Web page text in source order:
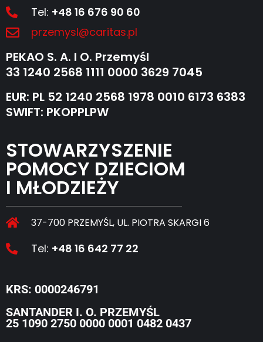
Tel: +48 16 676 90 60
przemysl@caritas.pl
PEKAO S. A. I O. Przemyśl
33 1240 2568 1111 0000 3629 7045
EUR: PL 52 1240 2568 1978 0010 6173 6383
SWIFT: PKOPPLPW
STOWARZYSZENIE
POMOCY DZIECIOM
I MŁODZIEŻY
37-700 PRZEMYŚL, UL. PIOTRA SKARGI 6
Tel: +48 16 642 77 22
KRS: 0000246791
SANTANDER I. O. PRZEMYŚL
25 1090 2750 0000 0001 0482 0437